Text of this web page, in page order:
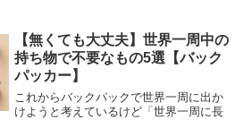
算は大変！うっかり大金を使ってしまわ
ないように換算アプリを使っ...
【無くても大丈夫】世界一周中の
持ち物で不要なもの5選【バック
パッカー】
これからバックパックで世界一周に出か
けようと考えているけど「世界一周に長